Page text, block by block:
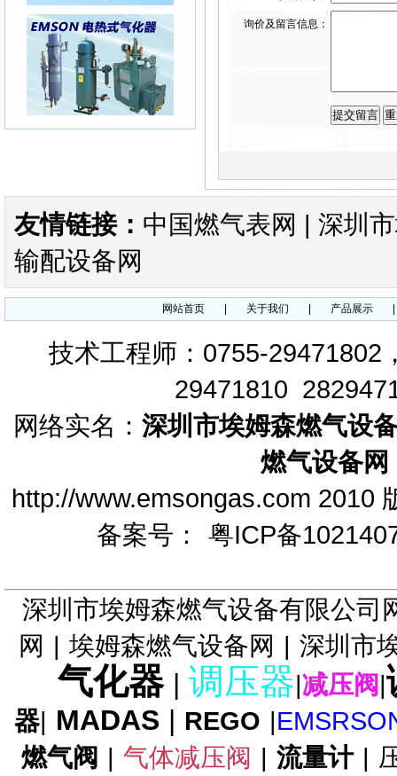
150减压阀
KIMRAY 30指挥器 KIMRAY30
FLUXI2000/TZ涡轮流量计
SAV燃气切断阀DUNGS切断阀
FRSBV安全放散阀DUNGS放
散阀
询价及留言信息：
友情链接： 中国燃气表网 | 深圳
输配设备网
网站首页 关于我们 产品展示
技术工程师：0755-29471802
29471810
网络实名： 深圳市埃姆森燃气设
燃气设备网
http://www.emsongas.com 2010
备案号：
粤ICP备
深圳市埃姆森燃气设备有限公司
网 | 埃姆森燃气设备网 | 深圳市
气化器 | 调压器|减压阀|
器| MADAS | REGO |
燃气阀 | 气体减压阀 | 流量计 |